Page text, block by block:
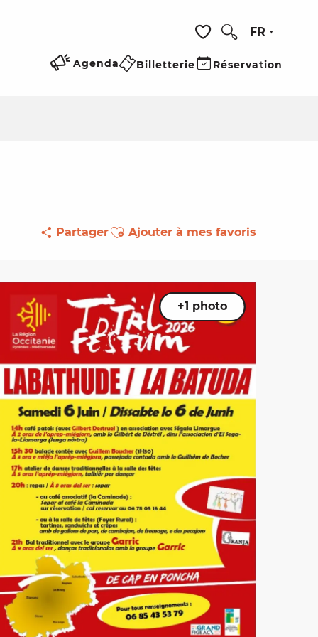
Voir les favoris
FR
Agenda Billetterie Réservation
PartagerAjouter aux favoris
Ajouter à mes favoris
+1 photo